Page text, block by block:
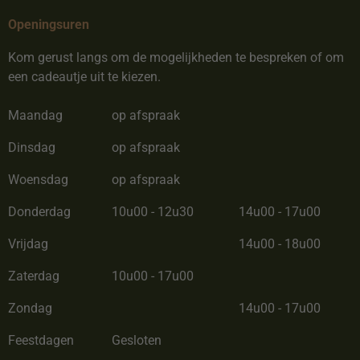
Openingsuren
Kom gerust langs om de mogelijkheden te bespreken of om
een cadeautje uit te kiezen.
Maandag op afspraak
Dinsdag op afspraak
Woensdag op afspraak
Donderdag 10u00 - 12u30 14u00 - 17u00
Vrijdag 14u00 - 18u00
Zaterdag 10u00 - 17u00
Zondag 14u00 - 17u00
Feestdagen Gesloten